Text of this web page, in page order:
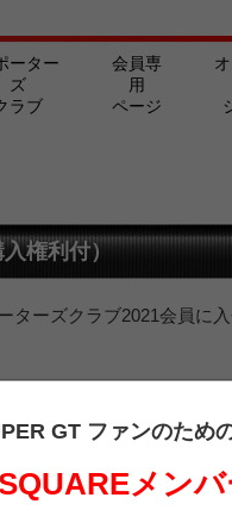
ーター
ズ
ラブ
会員専
用
ページ
権利付）
ーズクラブ2021会員に入
の方は、下記よりログイ
GT ファンのための
メンバ